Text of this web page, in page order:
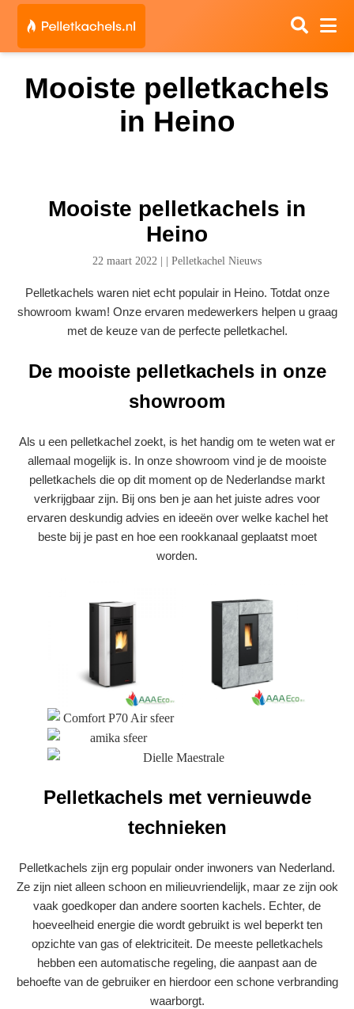
Mooiste pelletkachels
in Heino
Mooiste pelletkachels in
Heino
22 maart 2022 Pelletkachel Nieuws
Pelletkachels waren niet echt populair in Heino. Totdat onze
showroom kwam! Onze ervaren medewerkers helpen u graag
met de keuze van de perfecte pelletkachel.
De mooiste pelletkachels in onze
showroom
Als u een pelletkachel zoekt, is het handig om te weten wat er
allemaal mogelijk is. In onze showroom vind je de mooiste
pelletkachels die op dit moment op de Nederlandse markt
verkrijgbaar zijn. Bij ons ben je aan het juiste adres voor
ervaren deskundig advies en ideeën over welke kachel het
beste bij je past en hoe een rookkanaal geplaatst moet
worden.
Pelletkachels met vernieuwde
technieken
Pelletkachels zijn erg populair onder inwoners van Nederland.
Ze zijn niet alleen schoon en milieuvriendelijk, maar ze zijn ook
vaak goedkoper dan andere soorten kachels. Echter, de
hoeveelheid energie die wordt gebruikt is wel beperkt ten
opzichte van gas of elektriciteit. De meeste pelletkachels
hebben een automatische regeling, die aanpast aan de
behoefte van de gebruiker en hierdoor een schone verbranding
waarborgt.